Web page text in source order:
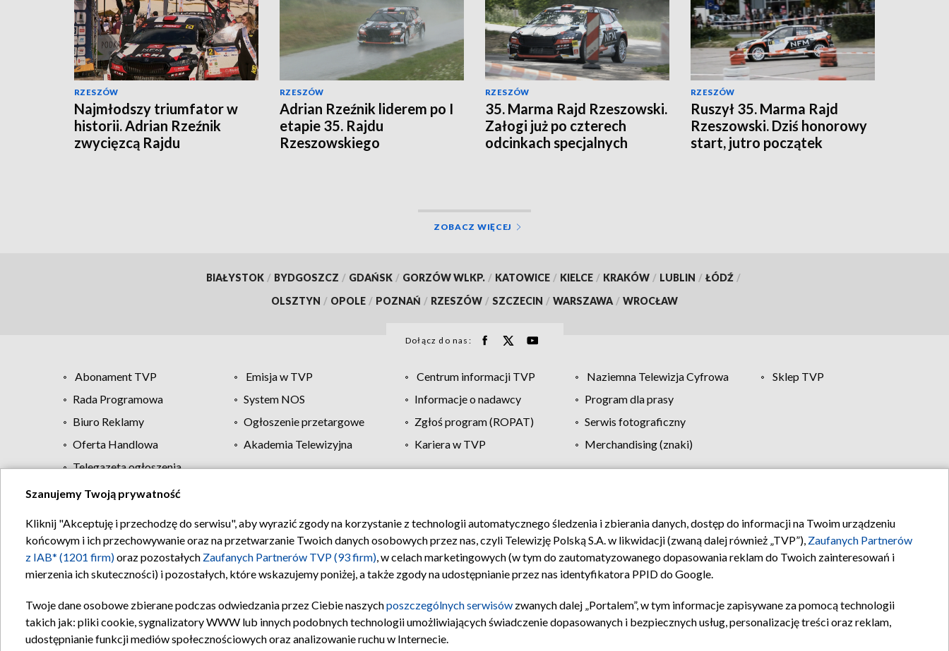
RZESZÓW
Najmłodszy triumfator w
historii. Adrian Rzeźnik
zwycięzcą Rajdu
RZESZÓW
Adrian Rzeźnik liderem po I
etapie 35. Rajdu
Rzeszowskiego
RZESZÓW
35. Marma Rajd Rzeszowski.
Załogi już po czterech
odcinkach specjalnych
RZESZÓW
Ruszył 35. Marma Rajd
Rzeszowski. Dziś honorowy
start, jutro początek
ZOBACZ WIĘCEJ
BIAŁYSTOK / BYDGOSZCZ / GDAŃSK / GORZÓW WLKP. / KATOWICE / KIELCE / KRAKÓW / LUBLIN / ŁÓDŹ /
OLSZTYN / OPOLE / POZNAŃ / RZESZÓW / SZCZECIN / WARSZAWA / WROCŁAW
Dołącz do nas:
Abonament TVP Emisja w TVP Centrum informacji TVP Naziemna Telewizja Cyfrowa
Sklep TVP
Rada Programowa
System NOS Informacje o nadawcy
Program dla prasy
Biuro Reklamy
Ogłoszenie przetargowe Zgłoś program (ROPAT)
Serwis fotograficzny
Oferta Handlowa
Akademia Telewizyjna Kariera w TVP
Merchandising (znaki)
Telegazeta ogłoszenia
Regulamin TVP Polityka prywatności Moje zgody Pomoc Biuro reklamy Kontakt
Szanujemy Twoją prywatność
Kliknij "Akceptuję i przechodzę do serwisu", aby wyrazić zgody na korzystanie z technologii automatycznego śledzenia i zbierania danych, dostęp do informacji na Twoim urządzeniu
końcowym i ich przechowywanie oraz na przetwarzanie Twoich danych osobowych przez nas, czyli Telewizję Polską S.A. w likwidacji (zwaną dalej również „TVP”), Zaufanych Partnerów
z IAB* (1201 firm)oraz pozostałych Zaufanych Partnerów TVP (93 firm), w celach marketingowych (w tym do zautomatyzowanego dopasowania reklam do Twoich zainteresowań i
mierzenia ich skuteczności) i pozostałych, które wskazujemy poniżej, a także zgody na udostępnianie przez nas identyfikatora PPID do Google.
Twoje dane osobowe zbierane podczas odwiedzania przez Ciebie naszychposzczególnych serwisów zwanych dalej „Portalem”, w tym informacje zapisywane za pomocą technologii
takich jak: pliki cookie, sygnalizatory WWW lub innych podobnych technologii umożliwiających świadczenie dopasowanych i bezpiecznych usług, personalizację treści oraz reklam,
udostępnianie funkcji mediów społecznościowych oraz analizowanie ruchu w Internecie.